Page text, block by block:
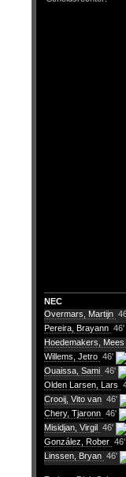
NEC
Overmars, Martijn
Pereira, Brayann 46'
Hoedemakers, Mees
Willems, Jetro 46'
Ouaissa, Sami 46'
Olden Larsen, Lars
Crooij, Vito van 46'
Chery, Tjaronn 46'
Misidjan, Virgil 46'
González, Rober 46'
Linssen, Bryan 46'